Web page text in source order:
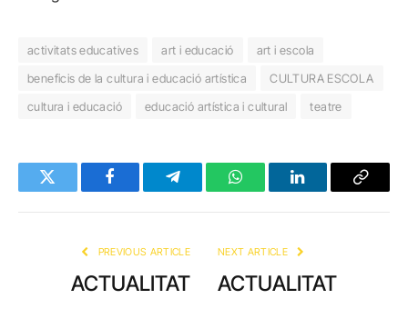
activitats educatives art i educació
art i escola
beneficis de la cultura i educació artística
CULTURA ESCOLA
cultura i educació
educació artística i cultural teatre
Twitter FacebookTelegramWhatsAppLinkedInCopy
PREVIOUS ARTICLE
ACTUALITAT
NEXT ARTICLE
ACTUALITAT